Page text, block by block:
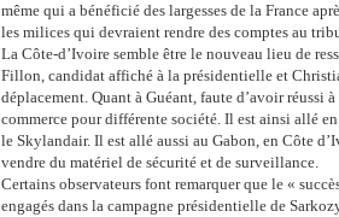
même qui a bénéficié des largesses de la France
les milices qui devraient rendre des comptes au
La Côte-d’Ivoire semble être le nouveau lieu de
Fillon, candidat affiché à la présidentielle et
déplacement. Quant à Guéant, faute d’avoir réussi
commerce pour différente société. Il est ainsi allé
le Skylandair. Il est allé aussi au Gabon, en Côte
vendre du matériel de sécurité et de surveillance.
Certains observateurs font remarquer que le «
engagés dans la campagne présidentielle de